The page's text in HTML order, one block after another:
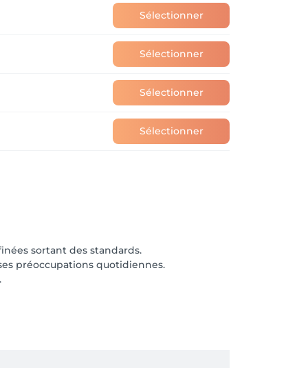
Sélectionner
Sélectionner
Sélectionner
Sélectionner
sortant des standards.
préoccupations quotidiennes.